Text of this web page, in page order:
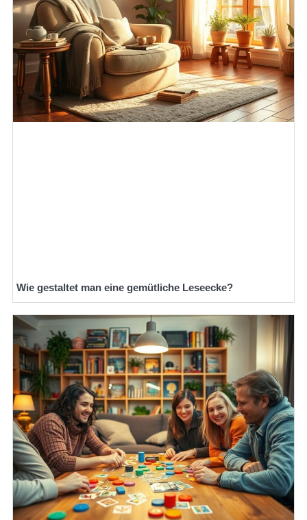
Wie gestaltet man eine gemütliche Leseecke?